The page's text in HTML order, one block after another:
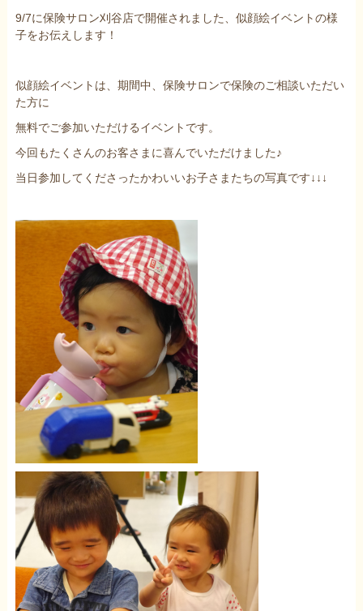
9/7に保険サロン刈谷店で開催されました、似顔絵イベントの様
子をお伝えします！
似顔絵イベントは、期間中、保険サロンで保険のご相談いただい
た方に
無料でご参加いただけるイベントです。
今回もたくさんのお客さまに喜んでいただけました♪
当日参加してくださったかわいいお子さまたちの写真です↓↓↓